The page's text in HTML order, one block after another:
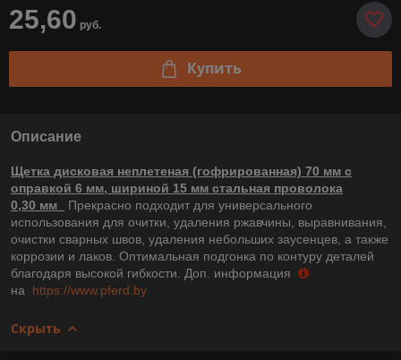
25,60 руб.
Купить
Описание
Щетка дисковая неплетеная (гофрированная) 70 мм с
оправкой 6 мм, шириной 15 мм стальная проволока
0,30 мм
Прекрасно подходит для универсального
использования для очитки, удаления ржавчины, выравнивания,
очистки сварных швов, удаления небольших заусенцев, а также
коррозии и лаков. Оптимальная подгонка по контуру деталей
благодаря высокой гибкости. Доп. информация
на https://www.pferd.by
Скрыть